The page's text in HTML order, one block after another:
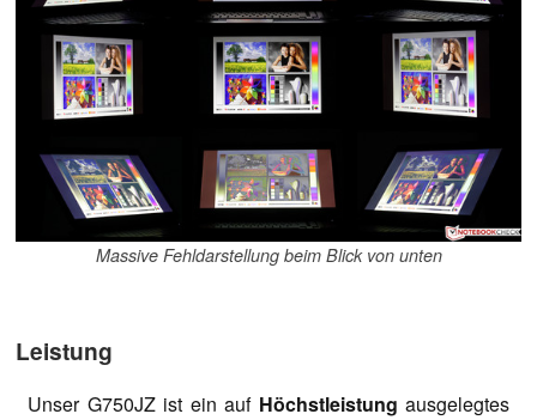
Massive Fehldarstellung beim Blick von unten
Leistung
Unser G750JZ ist ein auf Höchstleistung ausgelegtes